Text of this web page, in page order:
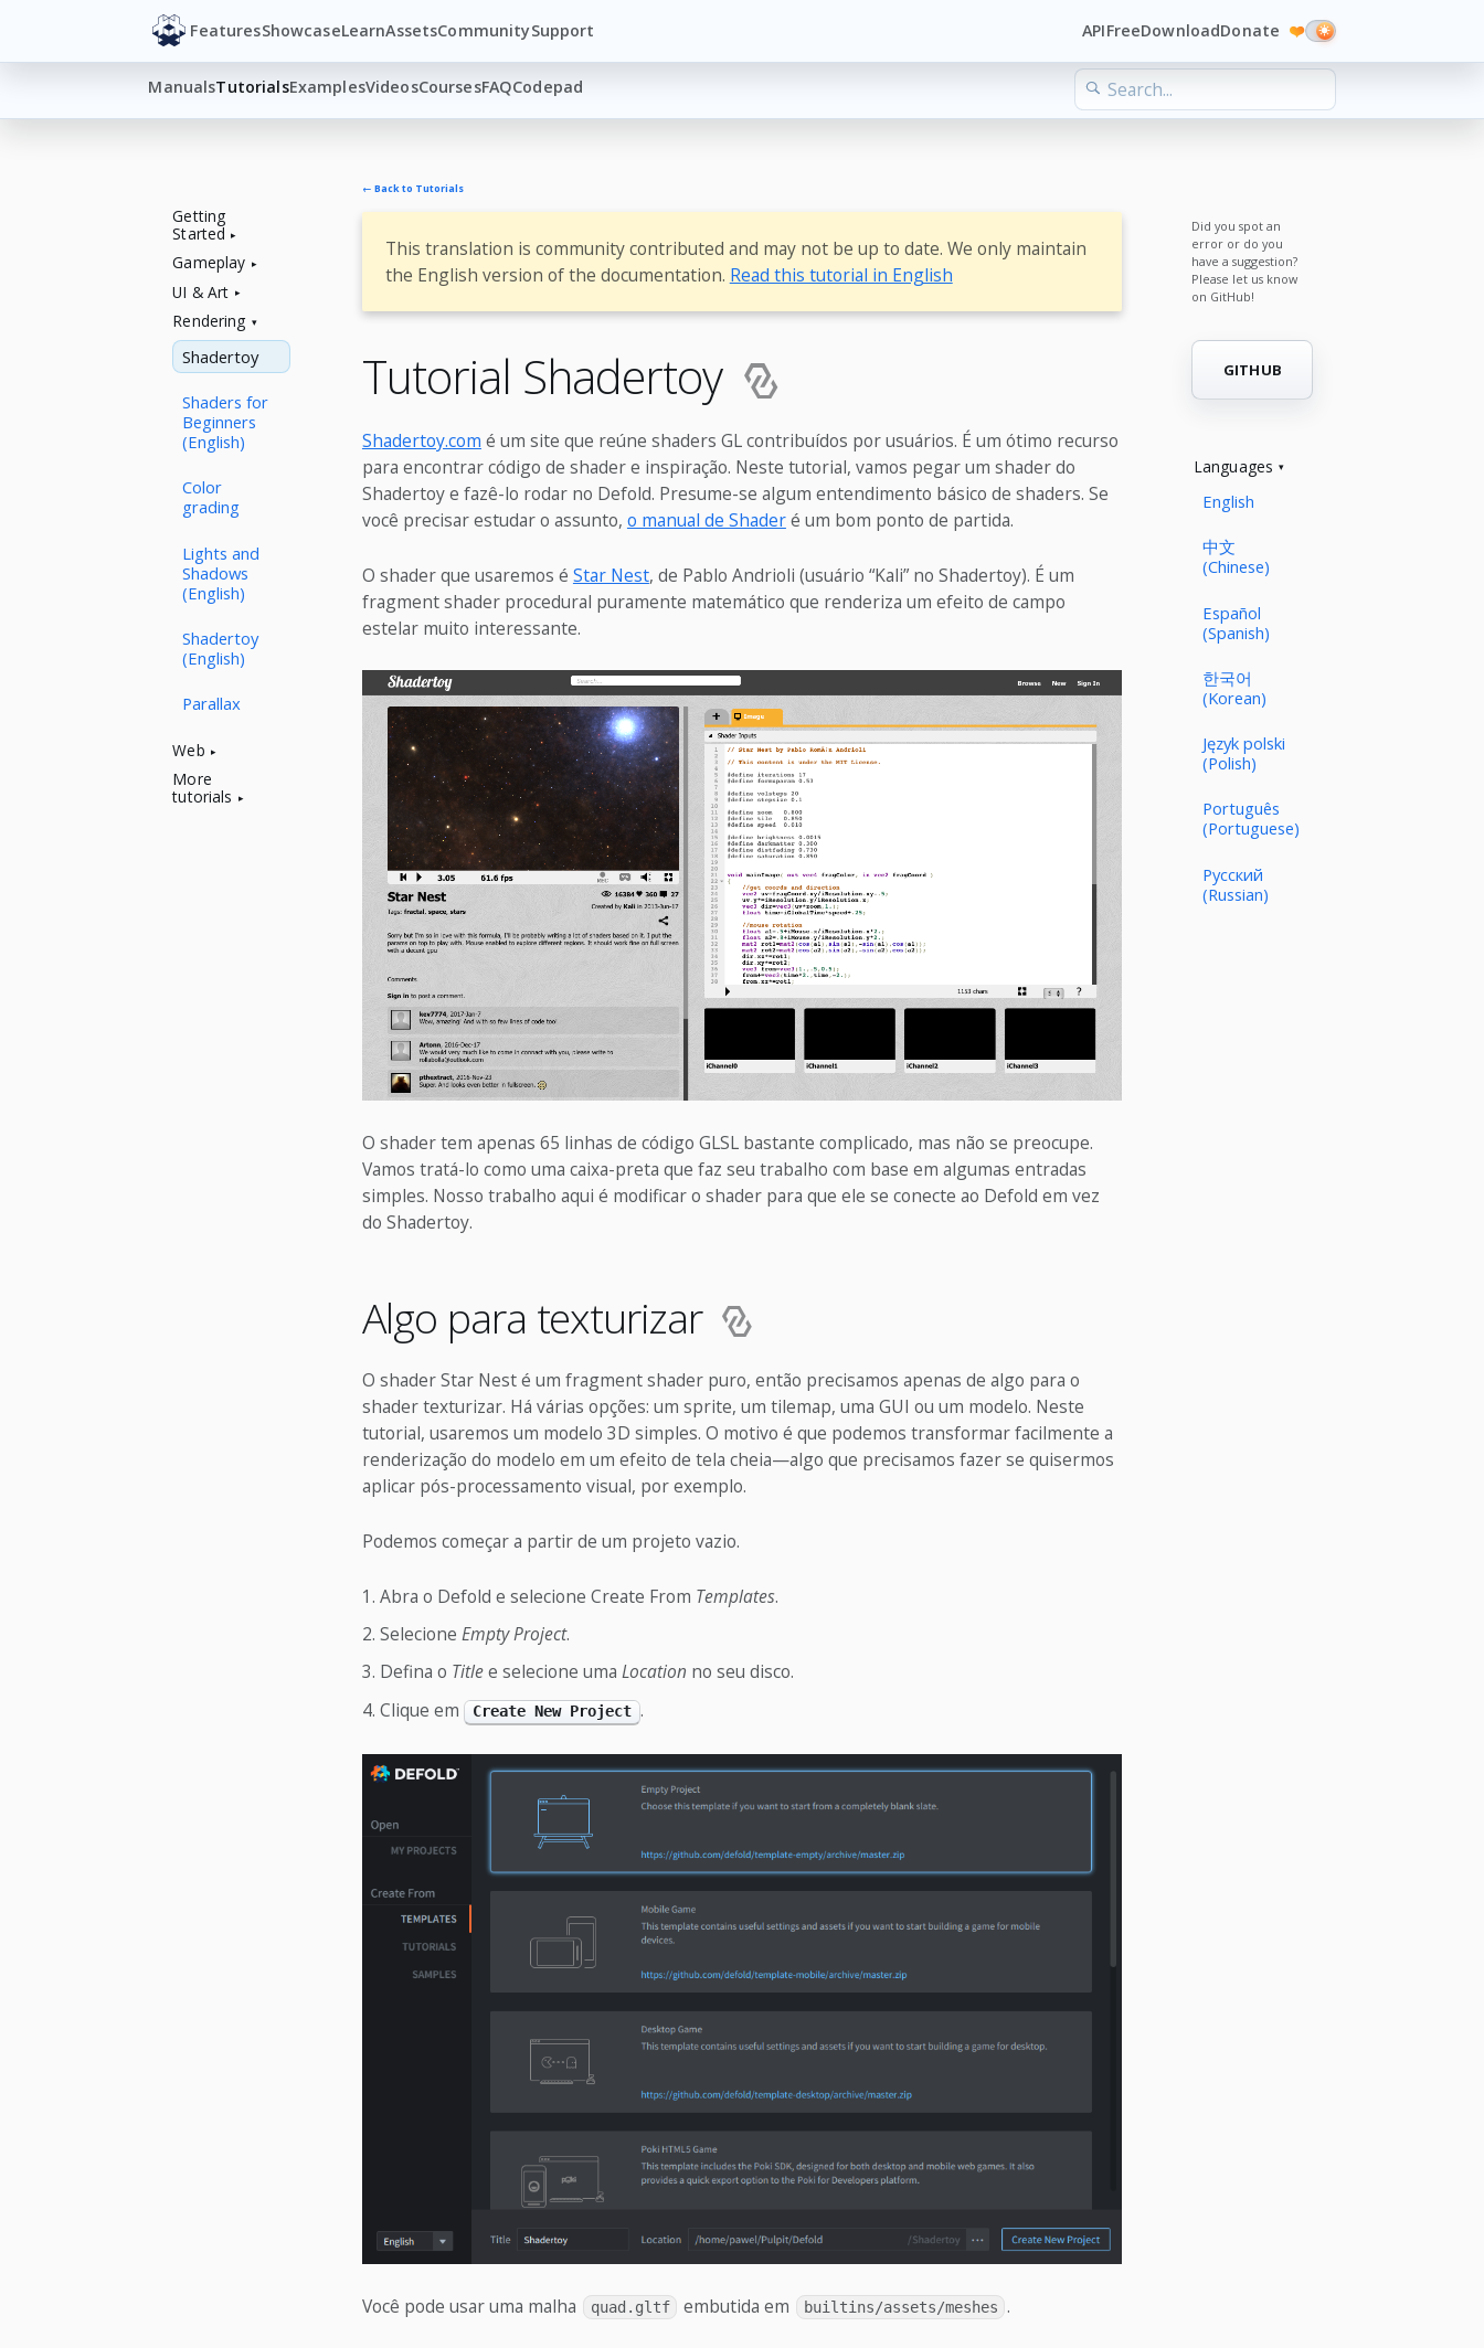
FeaturesShowcaseLearnAssetsCommunitySupport APIFreeDownloadDonate ❤️
ManualsTutorialsExamplesVideosCoursesFAQCodepad
Getting
Started
Gameplay
UI & Art
Rendering
Shadertoy
Shaders for
Beginners
(English)
Color
grading
Lights and
Shadows
(English)
Shadertoy
(English)
Parallax
Web
More
tutorials
← Back to Tutorials
This translation is community contributed and may not be up to date. We only maintain
the English version of the documentation. Read this tutorial in English
Tutorial Shadertoy
Shadertoy.com é um site que reúne shaders GL contribuídos por usuários. É um ótimo recurso
para encontrar código de shader e inspiração. Neste tutorial, vamos pegar um shader do
Shadertoy e fazê-lo rodar no Defold. Presume-se algum entendimento básico de shaders. Se
você precisar estudar o assunto, o manual de Shaderé um bom ponto de partida.
O shader que usaremos é Star Nest, de Pablo Andrioli (usuário “Kali” no Shadertoy). É um
fragment shader procedural puramente matemático que renderiza um efeito de campo
estelar muito interessante.
O shader tem apenas 65 linhas de código GLSL bastante complicado, mas não se preocupe.
Vamos tratá-lo como uma caixa-preta que faz seu trabalho com base em algumas entradas
simples. Nosso trabalho aqui é modificar o shader para que ele se conecte ao Defold em vez
do Shadertoy.
Algo para texturizar
O shader Star Nest é um fragment shader puro, então precisamos apenas de algo para o
shader texturizar. Há várias opções: um sprite, um tilemap, uma GUI ou um modelo. Neste
tutorial, usaremos um modelo 3D simples. O motivo é que podemos transformar facilmente a
renderização do modelo em um efeito de tela cheia—algo que precisamos fazer se quisermos
aplicar pós-processamento visual, por exemplo.
Podemos começar a partir de um projeto vazio.
Abra o Defold e selecione Create From Templates.
Selecione Empty Project.
Defina o Titlee selecione uma Location no seu disco.
Clique em
Create New Project .
Você pode usar uma malha quad.gltf embutida em builtins/assets/meshes .
Did you spot an
error or do you
have a suggestion?
Please let us know
on GitHub!
GITHUB
Languages
English
中文
(Chinese)
Español
(Spanish)
한국어
(Korean)
Język polski
(Polish)
Português
(Portuguese)
Русский
(Russian)